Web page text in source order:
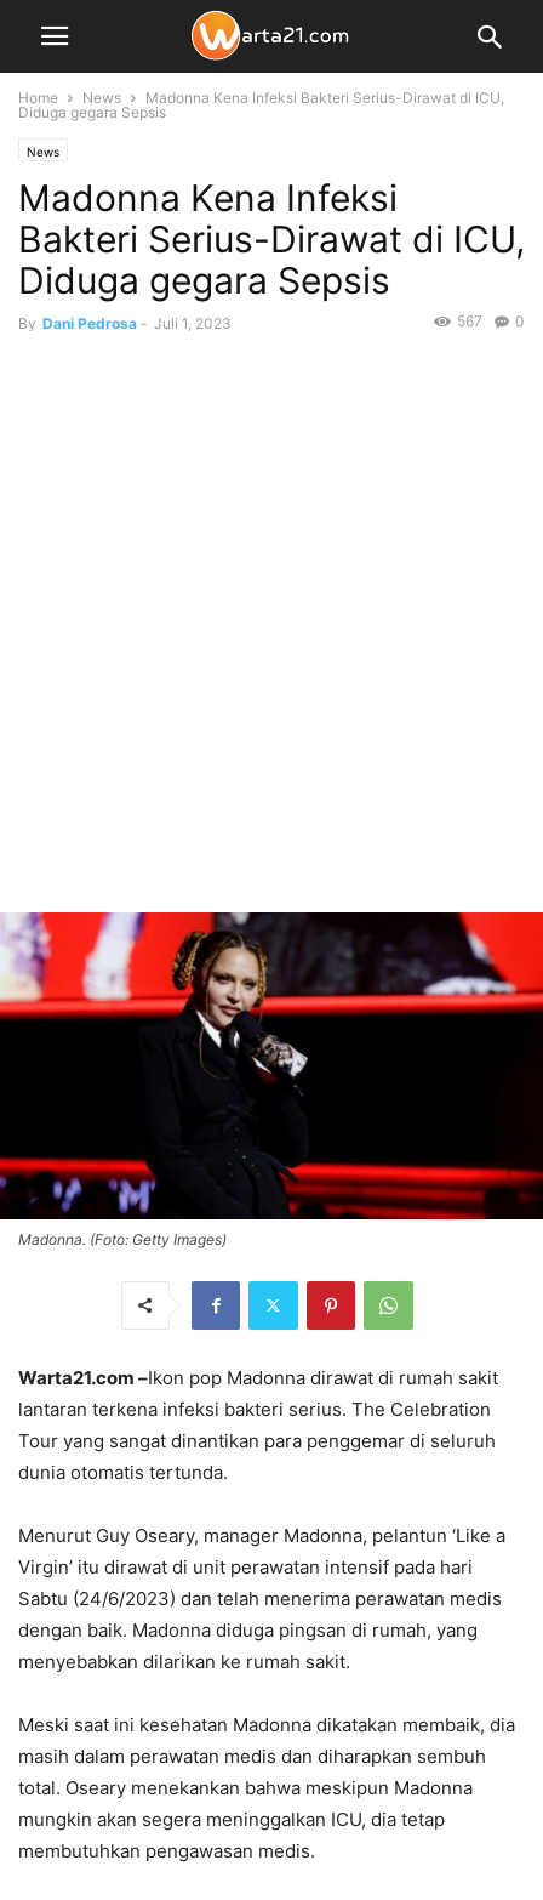
Home News
Madonna Kena Infeksi Bakteri Serius-Dirawat di ICU,
Diduga gegara Sepsis
News
Madonna Kena Infeksi
Bakteri Serius-Dirawat di ICU,
Diduga gegara Sepsis
By Dani Pedrosa - Juli 1, 2023 0
567
Madonna. (Foto: Getty Images)
Warta21.com –Ikon pop Madonna dirawat di rumah sakit
lantaran terkena infeksi bakteri serius. The Celebration
Tour yang sangat dinantikan para penggemar di seluruh
dunia otomatis tertunda.
Menurut Guy Oseary, manager Madonna, pelantun ‘Like a
Virgin’ itu dirawat di unit perawatan intensif pada hari
Sabtu (24/6/2023) dan telah menerima perawatan medis
dengan baik. Madonna diduga pingsan di rumah, yang
menyebabkan dilarikan ke rumah sakit.
Meski saat ini kesehatan Madonna dikatakan membaik, dia
masih dalam perawatan medis dan diharapkan sembuh
total. Oseary menekankan bahwa meskipun Madonna
mungkin akan segera meninggalkan ICU, dia tetap
membutuhkan pengawasan medis.